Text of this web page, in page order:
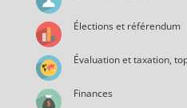
Élections et référendum
Évaluation et taxation,
Finances